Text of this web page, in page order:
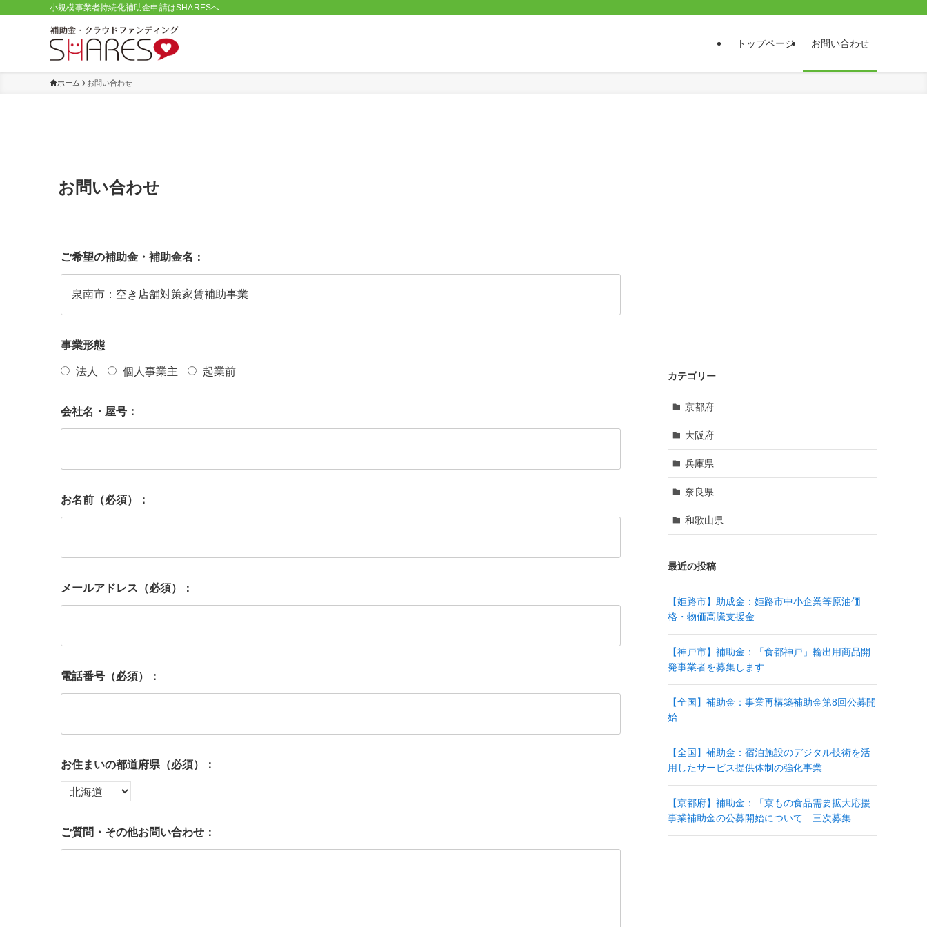
小規模事業者持続化補助金申請はSHARESへ
トップページ お問い合わせ
ホーム お問い合わせ
お問い合わせ
ご希望の補助金・補助金名：
事業形態
法人 個人事業主 起業前
会社名・屋号：
お名前（必須）：
メールアドレス（必須）：
電話番号（必須）：
お住まいの都道府県（必須）：
ご質問・その他お問い合わせ：
カテゴリー
京都府
大阪府
兵庫県
奈良県
和歌山県
最近の投稿
【姫路市】助成金：姫路市中小企業等原油価
格・物価高騰支援金
【神戸市】補助金：「食都神戸」輸出用商品開
発事業者を募集します
【全国】補助金：事業再構築補助金第8回公募開
始
【全国】補助金：宿泊施設のデジタル技術を活
用したサービス提供体制の強化事業
【京都府】補助金：「京もの食品需要拡大応援
事業補助金の公募開始について 三次募集